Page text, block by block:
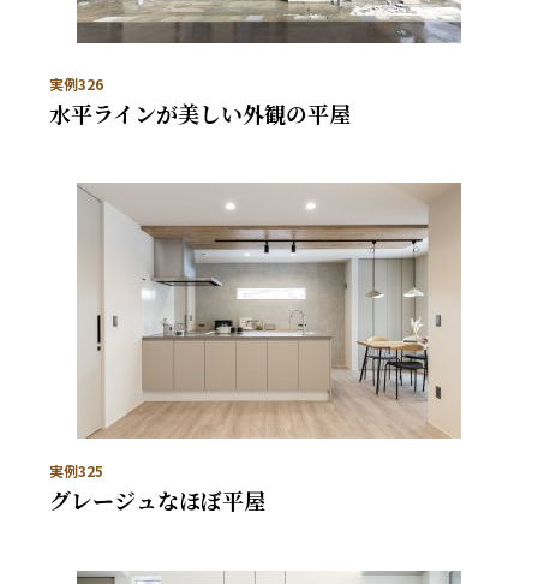
実例326
水平ラインが美しい外観の平屋
実例325
グレージュなほぼ平屋